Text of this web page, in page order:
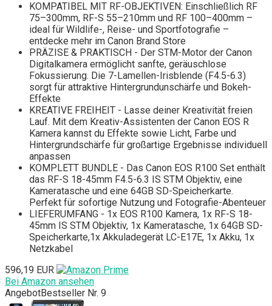
KOMPATIBEL MIT RF-OBJEKTIVEN: Einschließlich RF
75–300mm, RF-S 55–210mm und RF 100–400mm –
ideal für Wildlife-, Reise- und Sportfotografie –
entdecke mehr im Canon Brand Store
PRÄZISE & PRAKTISCH - Der STM-Motor der Canon
Digitalkamera ermöglicht sanfte, geräuschlose
Fokussierung. Die 7-Lamellen-Irisblende (F4.5-6.3)
sorgt für attraktive Hintergrundunschärfe und Bokeh-
Effekte
KREATIVE FREIHEIT - Lasse deiner Kreativität freien
Lauf. Mit dem Kreativ-Assistenten der Canon EOS R
Kamera kannst du Effekte sowie Licht, Farbe und
Hintergrundschärfe für großartige Ergebnisse individuell
anpassen
KOMPLETT BUNDLE - Das Canon EOS R100 Set enthält
das RF-S 18-45mm F4.5-6.3 IS STM Objektiv, eine
Kameratasche und eine 64GB SD-Speicherkarte.
Perfekt für sofortige Nutzung und Fotografie-Abenteuer
LIEFERUMFANG - 1x EOS R100 Kamera, 1x RF-S 18-
45mm IS STM Objektiv, 1x Kameratasche, 1x 64GB SD-
Speicherkarte,1x Akkuladegerät LC-E17E, 1x Akku, 1x
Netzkabel
596,19 EUR
Bei Amazon ansehen
AngebotBestseller Nr. 9